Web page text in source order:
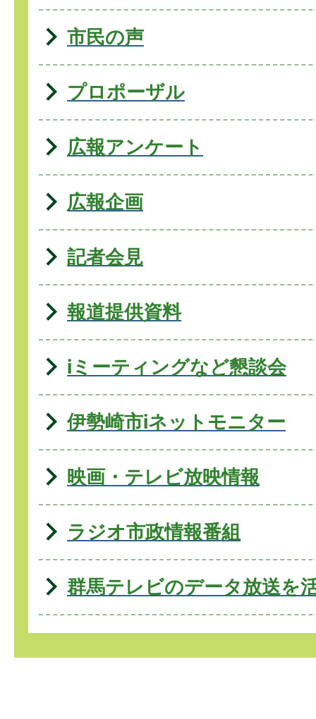
市民の声
プロポーザル
広報アンケート
広報企画
記者会見
報道提供資料
iミーティングなど懇談会
伊勢崎市iネットモニター
映画・テレビ放映情報
ラジオ市政情報番組
群馬テレビのデータ放送を